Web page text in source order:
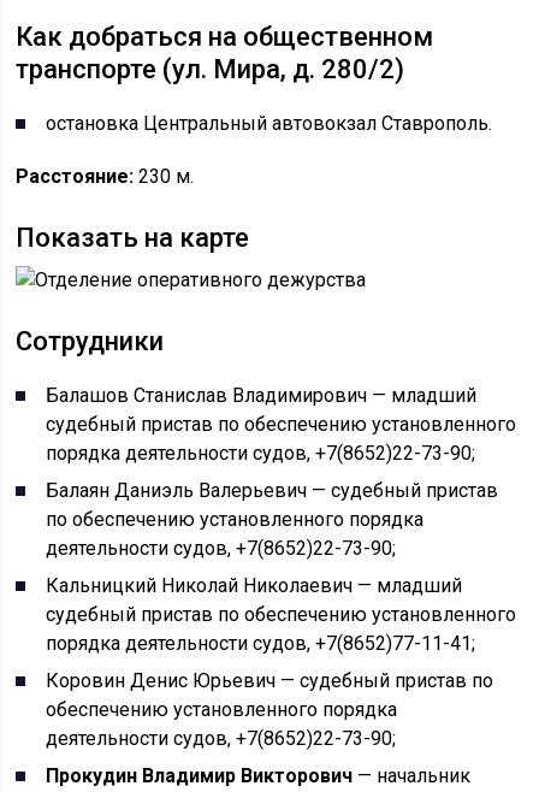
Как добраться на общественном
транспорте (ул. Мира, д. 280/2)
остановка Центральный автовокзал Ставрополь.
Расстояние:230 м.
Показать на карте
Сотрудники
Балашов Станислав Владимирович — младший
судебный пристав по обеспечению установленного
порядка деятельности судов, +7(8652)22-73-90;
Балаян Даниэль Валерьевич — судебный пристав
по обеспечению установленного порядка
деятельности судов, +7(8652)22-73-90;
Кальницкий Николай Николаевич — младший
судебный пристав по обеспечению установленного
порядка деятельности судов, +7(8652)77-11-41;
Коровин Денис Юрьевич — судебный пристав по
обеспечению установленного порядка
деятельности судов, +7(8652)22-73-90;
Прокудин Владимир Викторович — начальник